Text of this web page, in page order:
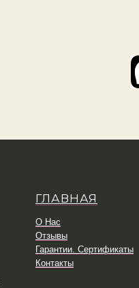
ГЛАВНАЯ
О Нас
Отзывы
Гарантии. Сертификаты
Контакты